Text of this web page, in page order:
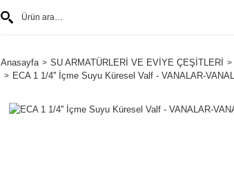
Anasayfa SU ARMATÜRLERİ VE EVİYE ÇEŞİTLERİ
ECA 1 1/4'' İçme Suyu Küresel Valf - VANALAR-